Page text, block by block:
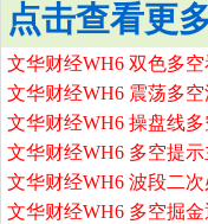
点击查看更
文华财经WH6 双色多
文华财经WH6 震荡多
文华财经WH6 操盘线
文华财经WH6 多空提
文华财经WH6 波段二
文华财经WH6 多空掘